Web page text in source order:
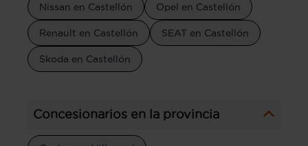
Nissan en Castellón Opel en Castellón
Renault en Castellón SEAT en Castellón
Skoda en Castellón
Concesionarios en la provincia